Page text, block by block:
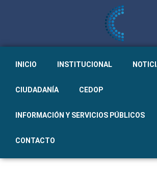
INICIO INSTITUCIONAL
CIUDADANÍA CEDOP
INFORMACIÓN Y SERVICIOS PÚBLICOS
CONTACTO